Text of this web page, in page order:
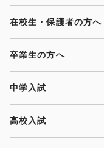
在校生・保護者の方へ
卒業生の方へ
中学入試
高校入試